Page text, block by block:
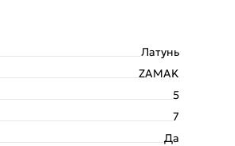
Латунь
ZAMAK
5
7
Да